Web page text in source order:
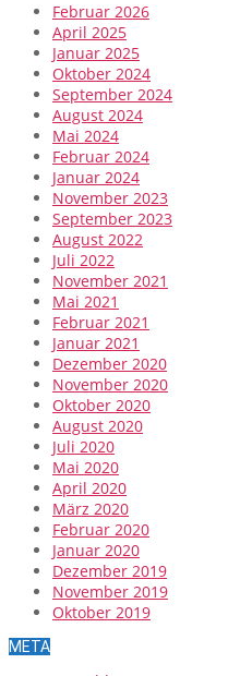
Februar 2026
April 2025
Januar 2025
Oktober 2024
September 2024
August 2024
Mai 2024
Februar 2024
Januar 2024
November 2023
September 2023
August 2022
Juli 2022
November 2021
Mai 2021
Februar 2021
Januar 2021
Dezember 2020
November 2020
Oktober 2020
August 2020
Juli 2020
Mai 2020
April 2020
März 2020
Februar 2020
Januar 2020
Dezember 2019
November 2019
Oktober 2019
META